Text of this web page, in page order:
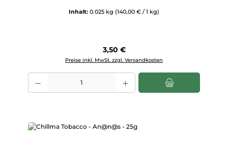
Inhalt: 0.025 kg (140,00 € / 1 kg)
Regulärer Preis:
3,50 €
Preise inkl. MwSt. zzgl. Versandkosten
Produkt Anzahl: Gib den gewünschten Wert ein oder benutze die